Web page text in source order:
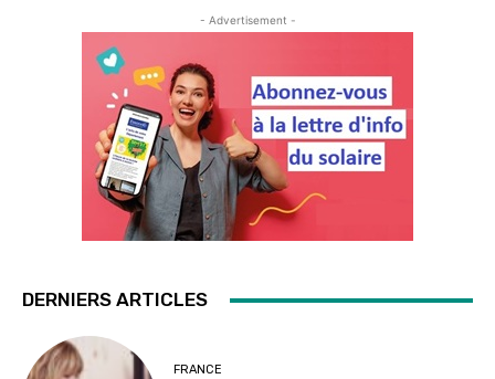
- Advertisement -
DERNIERS ARTICLES
FRANCE